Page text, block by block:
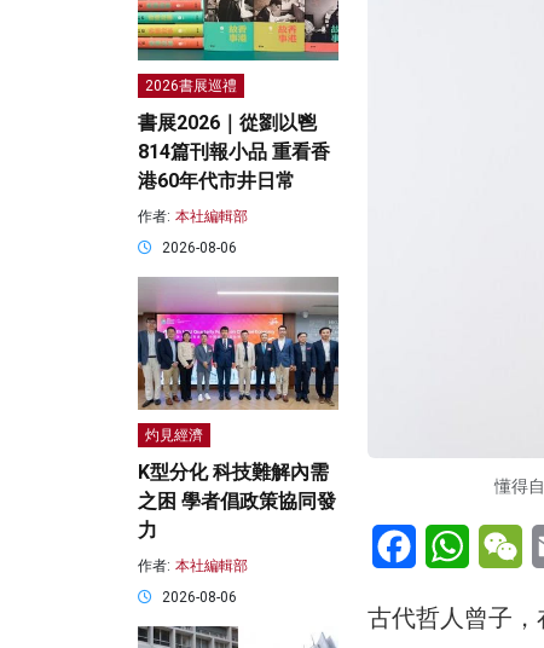
懂得
Facebook
古代哲人曾子
2026書展巡禮
書展2026｜從劉以鬯
814篇刊報小品 重看香
港60年代市井日常
作者: 本社編輯部
2026-08-06
灼見經濟
K型分化 科技難解內需
之困 學者倡政策協同發
力
作者: 本社編輯部
2026-08-06